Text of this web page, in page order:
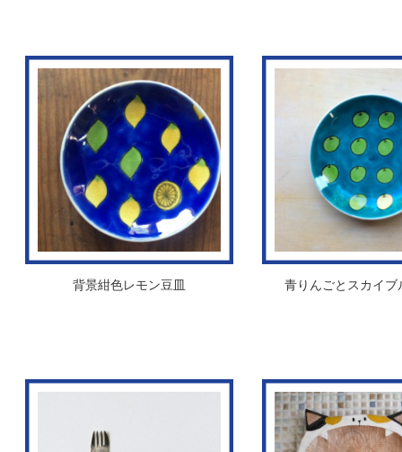
背景紺色レモン豆皿 青りんごとスカイブ